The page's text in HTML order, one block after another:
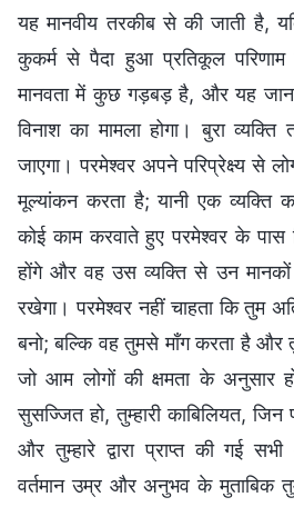
यह मानवीय तरकीब से की जाती है,
कुकर्म से पैदा हुआ प्रतिकूल परिणाम
मानवता में कुछ गड़बड़ है, और यह
विनाश का मामला होगा। बुरा
जाएगा। परमेश्वर अपने परिप्रेक्ष्य से
मूल्यांकन करता है; यानी एक
कोई काम करवाते हुए परमेश्वर के
होंगे और वह उस व्यक्ति से उन मानकों
रखेगा। परमेश्वर नहीं चाहता कि तुम
बनो; बल्कि वह तुमसे माँग करता है और
जो आम लोगों की क्षमता के अनुसार
सुसज्जित हो, तुम्हारी काबिलियत, जिन
और तुम्हारे द्वारा प्राप्त की गई सभी
वर्तमान उम्र और अनुभव के मुताबिक